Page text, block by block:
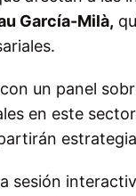
García-Milà,
un panel
en este
sesión